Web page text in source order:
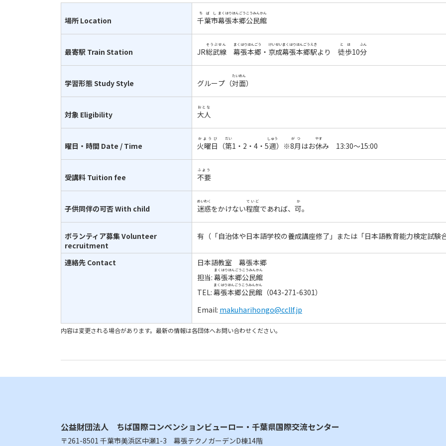
場所 Location 千葉市
ちばし
幕張本郷
まくはりほんごう
公民館
こうみんかん
最寄駅 Train Station JR総武線
そうぶせん
幕張本郷
まくはりほんごう
・ 京成
けいせい
幕張本郷
まくはりほんごう
駅
えき
より 徒歩
とほ
10分
ふん
学習形態Study Style グループ（対面
たいめん
）
対象 Eligibility 大人
おとな
曜日・時間 Date / Time 火曜日
かようび
（第
だい
1・2・4・5週
しゅう
）※8月
がつ
はお休
やす
み 13:30～15:00
受講料 Tuition fee 不要
ふよう
子供同伴の可否With child 迷惑
めいわく
をかけない程度
ていど
であれば、 可
か
。
ボランティア募集Volunteer
recruitment
有（「自治体や日本語学校の養成講座修了」または「日本語教育能力検定試験
連絡先 Contact
日本語教室 幕張本郷
担当: 幕張本郷
まくはりほんごう
公民館
こうみんかん
TEL: 幕張本郷
まくはりほんごう
公民館
こうみんかん
（043-271-6301）
Email: makuharihongo@ccllf.jp
内容は変更される場合があります。最新の情報は各団体へお問い合わせください。
公益財団法人 ちば国際コンベンションビューロー・千葉県国際交流センター
〒261-8501 千葉市美浜区中瀬1-3 幕張テクノガーデンD棟14階